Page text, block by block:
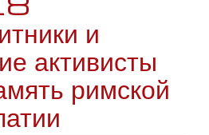
и
активисты
римской